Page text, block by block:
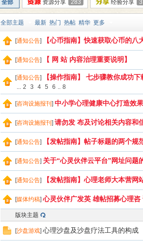
全部 资源分享 283 经验分享
全部主题 最新 热门 热帖 精华 更多
[通知公告] 【心币指南】快速获取心币的八
[通知公告] 【 网 站 内容治理重要说明】
[通知公告] 【操作指南】 七步骤教你成功
... 2 3 4 5 6 .. 8
[咨询设施报刊 ] 中小学心理健康中心打造效
[咨询设施报刊 ] 请勿发 布及讨论相关内容和
[通知公告] 【发帖指南】帖子标题的两个规
[通知公告] 关于“心灵伙伴云平台”网址问题
[通知公告] 【发帖指南】心理老师大本营网
[媒体约稿] 心灵伙伴广发英 雄帖招募心理咨
版块主题
[沙盘游戏] 心理沙盘及沙盘疗法工具的构成